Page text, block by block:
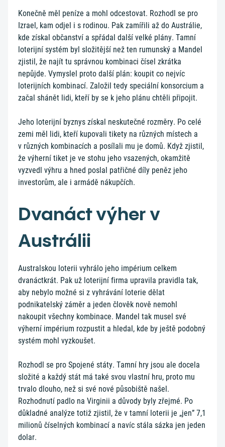
Konečně měl peníze a mohl odcestovat. Rozhodl se pro
Izrael, kam odjel i s rodinou. Pak zamířili až do Austrálie,
kde získal občanství a spřádal další velké plány. Tamní
loterijní systém byl složitější než ten rumunský a Mandel
zjistil, že najít tu správnou kombinaci čísel zkrátka
nepůjde. Vymyslel proto další plán: koupit co nejvíc
loterijních kombinací. Založil tedy speciální konsorcium a
začal shánět lidi, kteří by se k jeho plánu chtěli připojit.
Jeho loterijní byznys získal neskutečné rozměry. Po celé
zemi měl lidi, kteří kupovali tikety na různých místech a
v různých kombinacích a posílali mu je domů. Když zjistil,
že výherní tiket je ve stohu jeho vsazených, okamžitě
vyzvedl výhru a hned poslal patřičné díly peněz jeho
investorům, ale i armádě nákupčích.
Dvanáct výher v
Austrálii
Australskou loterii vyhrálo jeho impérium celkem
dvanáctkrát. Pak už loterijní firma upravila pravidla tak,
aby nebylo možné si z vyhrávání loterie dělat
podnikatelský záměr a jeden člověk nově nemohl
nakoupit všechny kombinace. Mandel tak musel své
výherní impérium rozpustit a hledal, kde by ještě podobný
systém mohl vyzkoušet.
Rozhodl se pro Spojené státy. Tamní hry jsou ale docela
složité a každý stát má také svou vlastní hru, proto mu
trvalo dlouho, než si své nové působiště našel.
Rozhodnutí padlo na Virginii a důvody byly zřejmé. Po
důkladné analýze totiž zjistil, že v tamní loterii je „jen” 7,1
milionů číselných kombinací a navíc stála sázka jen jeden
dolar.